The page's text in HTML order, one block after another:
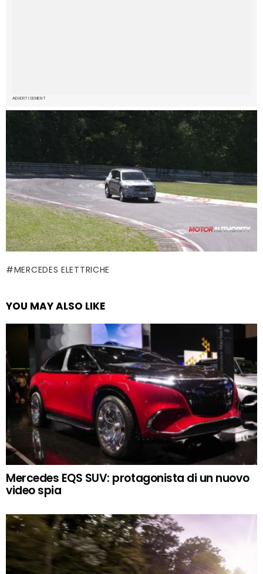
ADVERTISEMENT
MERCEDES ELETTRICHE
YOU MAY ALSO LIKE
Mercedes EQS SUV: protagonista di un nuovo
video spia